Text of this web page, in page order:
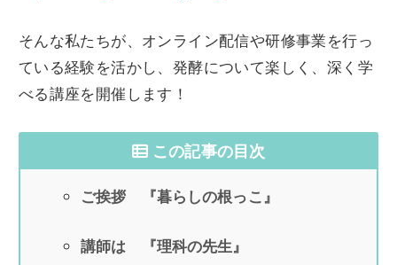
そんな私たちが、オンライン配信や研修事業を行っ
ている経験を活かし、発酵について楽しく、深く学
べる講座を開催します！
この記事の目次
ご挨拶 『暮らしの根っこ』
講師は 『理科の先生』